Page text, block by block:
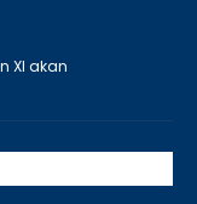
XI akan